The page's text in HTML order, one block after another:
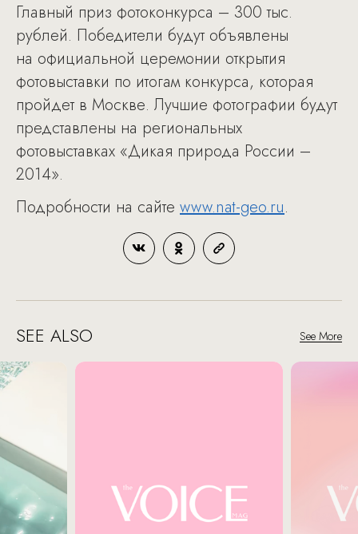
Главный приз фотоконкурса – 300 тыс.
рублей. Победители будут объявлены
на официальной церемонии открытия
фотовыставки по итогам конкурса, которая
пройдет в Москве. Лучшие фотографии будут
представлены на региональных
фотовыставках «Дикая природа России –
2014».
Подробности на сайте www.nat-geo.ru.
SEE ALSO See More